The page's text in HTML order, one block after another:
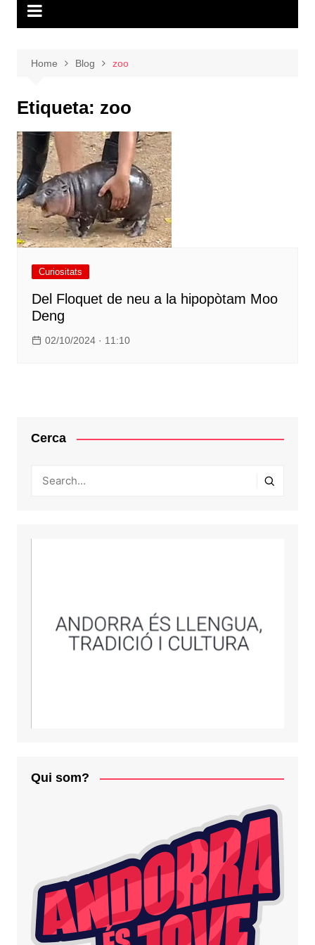
Home Blog zoo
Etiqueta: zoo
Curiositats
Del Floquet de neu a la hipopòtam Moo
Deng
02/10/2024 · 11:10
Cerca
Qui som?